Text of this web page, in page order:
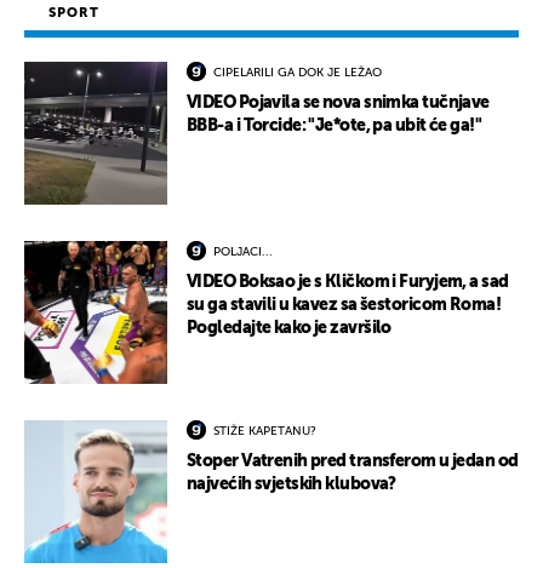
SPORT
CIPELARILI GA DOK JE LEŽAO
VIDEO Pojavila se nova snimka tučnjave
BBB-a i Torcide: "Je*ote, pa ubit će ga!"
POLJACI...
VIDEO Boksao je s Kličkom i Furyjem, a sad
su ga stavili u kavez sa šestoricom Roma!
Pogledajte kako je završilo
STIŽE KAPETANU?
Stoper Vatrenih pred transferom u jedan od
najvećih svjetskih klubova?